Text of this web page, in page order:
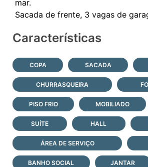
mar.
Características
COPA SACADA
CHURRASQUEIRA
PISO FRIO MOBILIADO
SUÍTE HALL
ÁREA DE SERVIÇO
BANHO SOCIAL JANTAR